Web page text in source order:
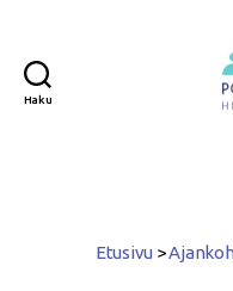
Haku
Etusivu >